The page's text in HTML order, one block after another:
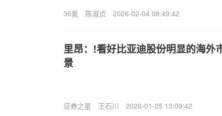
36氪 陈淑贞 2026-02-04 08:49:42
里昂：!看好比亚迪股份明显的海外
景
证券之星 王石川 2026-01-25 13:09:42